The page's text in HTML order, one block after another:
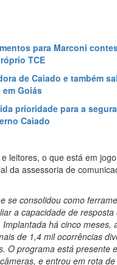
para Marconi
TCE
de Caiado e também
Goiás
prioridade para a
Caiado
leitores, o que está em
da assessoria de
se consolidou como
a capacidade de
há cinco meses,
de 1,4 mil ocorrências
O programa está presente
e entrou em rota